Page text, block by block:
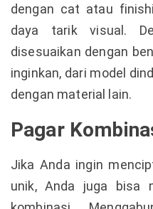
dengan cat atau
daya tarik visual.
disesuaikan dengan
inginkan, dari model
dengan material lain.
Pagar
Jika Anda ingin
unik, Anda juga bisa